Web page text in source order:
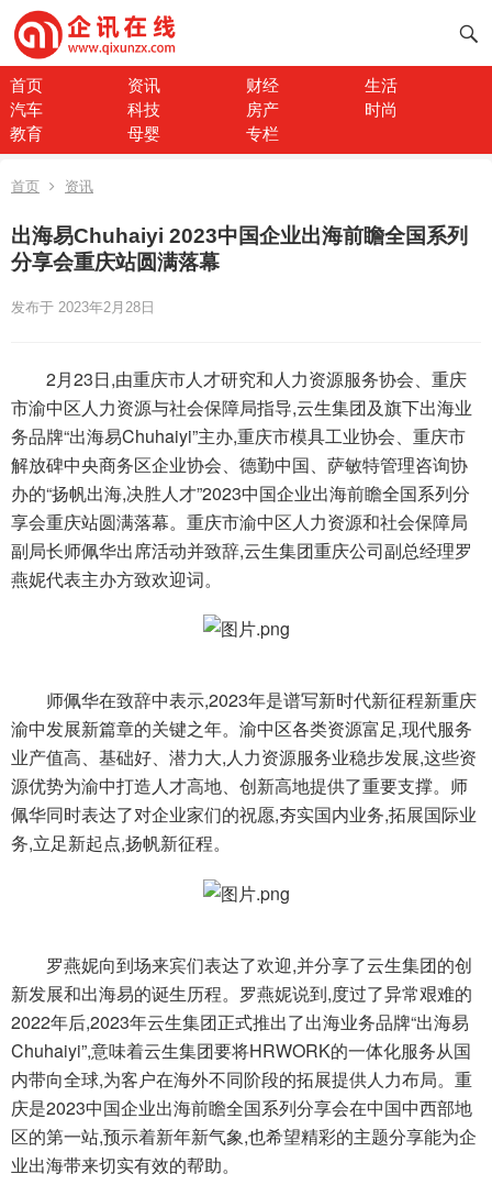
首页 资讯 财经
生活
汽车
科技 房产
时尚
教育
母婴 专栏
首页 资讯
出海易Chuhaiyi 2023中国企业出海前瞻全国系列
分享会重庆站圆满落幕
发布于 2023年2月28日
2月23日,由重庆市人才研究和人力资源服务协会、重庆
市渝中区人力资源与社会保障局指导,云生集团及旗下出海业
务品牌“出海易Chuhaiyi”主办,重庆市模具工业协会、重庆市
解放碑中央商务区企业协会、德勤中国、萨敏特管理咨询协
办的“扬帆出海,决胜人才”2023中国企业出海前瞻全国系列分
享会重庆站圆满落幕。重庆市渝中区人力资源和社会保障局
副局长师佩华出席活动并致辞,云生集团重庆公司副总经理罗
燕妮代表主办方致欢迎词。
师佩华在致辞中表示,2023年是谱写新时代新征程新重庆
渝中发展新篇章的关键之年。渝中区各类资源富足,现代服务
业产值高、基础好、潜力大,人力资源服务业稳步发展,这些资
源优势为渝中打造人才高地、创新高地提供了重要支撑。师
佩华同时表达了对企业家们的祝愿,夯实国内业务,拓展国际业
务,立足新起点,扬帆新征程。
罗燕妮向到场来宾们表达了欢迎,并分享了云生集团的创
新发展和出海易的诞生历程。罗燕妮说到,度过了异常艰难的
2022年后,2023年云生集团正式推出了出海业务品牌“出海易
Chuhaiyi”,意味着云生集团要将HRWORK的一体化服务从国
内带向全球,为客户在海外不同阶段的拓展提供人力布局。重
庆是2023中国企业出海前瞻全国系列分享会在中国中西部地
区的第一站,预示着新年新气象,也希望精彩的主题分享能为企
业出海带来切实有效的帮助。